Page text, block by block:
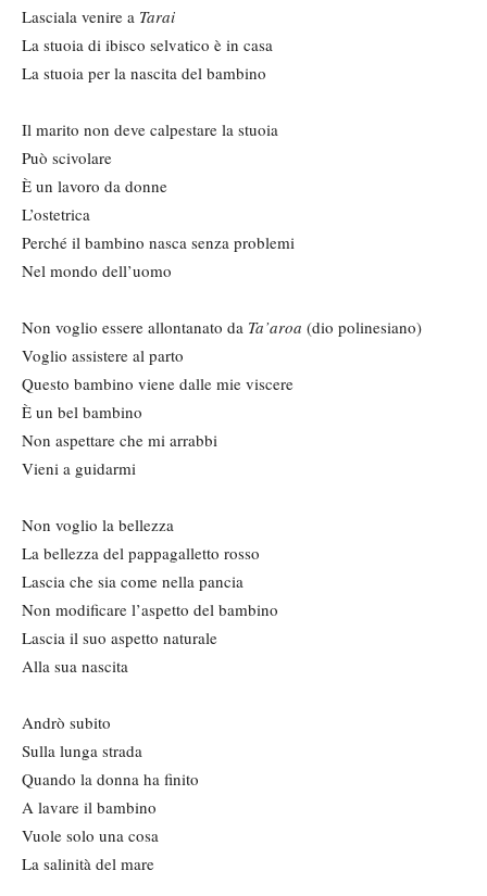
Lasciala venire a Tarai
La stuoia di ibisco selvatico è in casa
La stuoia per la nascita del bambino
Il marito non deve calpestare la stuoia
Può scivolare
È un lavoro da donne
L’ostetrica
Perché il bambino nasca senza problemi
Nel mondo dell’uomo
Non voglio essere allontanato da Ta’aroa (dio polinesiano)
Voglio assistere al parto
Questo bambino viene dalle mie viscere
È un bel bambino
Non aspettare che mi arrabbi
Vieni a guidarmi
Non voglio la bellezza
La bellezza del pappagalletto rosso
Lascia che sia come nella pancia
Non modificare l’aspetto del bambino
Lascia il suo aspetto naturale
Alla sua nascita
Andrò subito
Sulla lunga strada
Quando la donna ha finito
A lavare il bambino
Vuole solo una cosa
La salinità del mare